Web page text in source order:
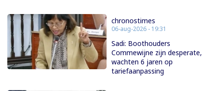
chronostimes
06-aug-2026 - 19:31
Sadi: Boothouders
Commewijne zijn desperate,
wachten 6 jaren op
tariefaanpassing